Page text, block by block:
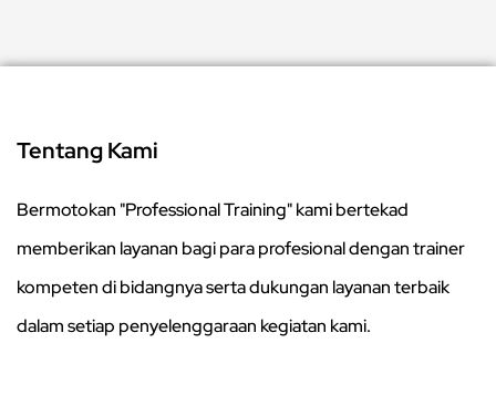
Tentang Kami
Bermotokan "Professional Training" kami bertekad
memberikan layanan bagi para profesional dengan trainer
kompeten di bidangnya serta dukungan layanan terbaik
dalam setiap penyelenggaraan kegiatan kami.